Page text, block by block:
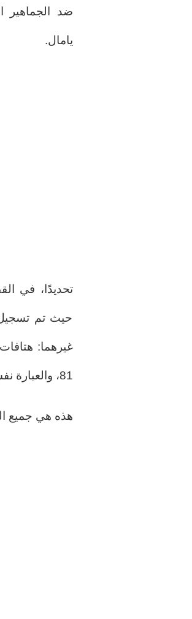
ضد الجماهير
يامال.
تحديدًا، في
حيث تم
غيرهما:
81، والعبارة نفسها ضد كريستنسن في الدقيقة 90.
هذه هي جميع